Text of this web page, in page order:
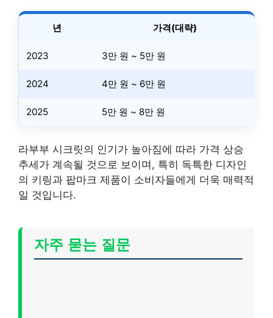
년 가격(대략)
2023 3만 원 ~ 5만 원
2024 4만 원 ~ 6만 원
2025 5만 원 ~ 8만 원
라부부 시크릿의 인기가 높아짐에 따라 가격 상승
추세가 계속될 것으로 보이며, 특히 독특한 디자인
의 키링과 팝마크 제품이 소비자들에게 더욱 매력적
일 것입니다.
자주 묻는 질문